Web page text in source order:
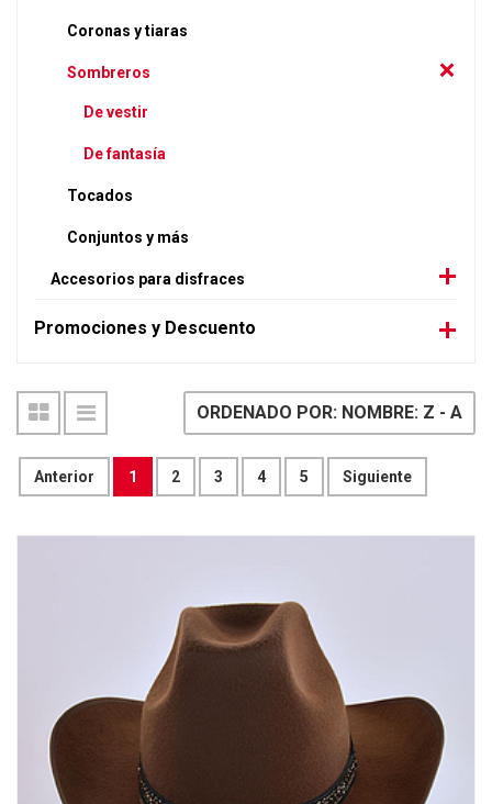
Coronas y tiaras
Sombreros
De vestir
De fantasía
Tocados
Conjuntos y más
Accesorios para disfraces
Promociones y Descuento
Anterior 1 2 3 4 5 Siguiente
ORDENADO POR: NOMBRE: Z - A